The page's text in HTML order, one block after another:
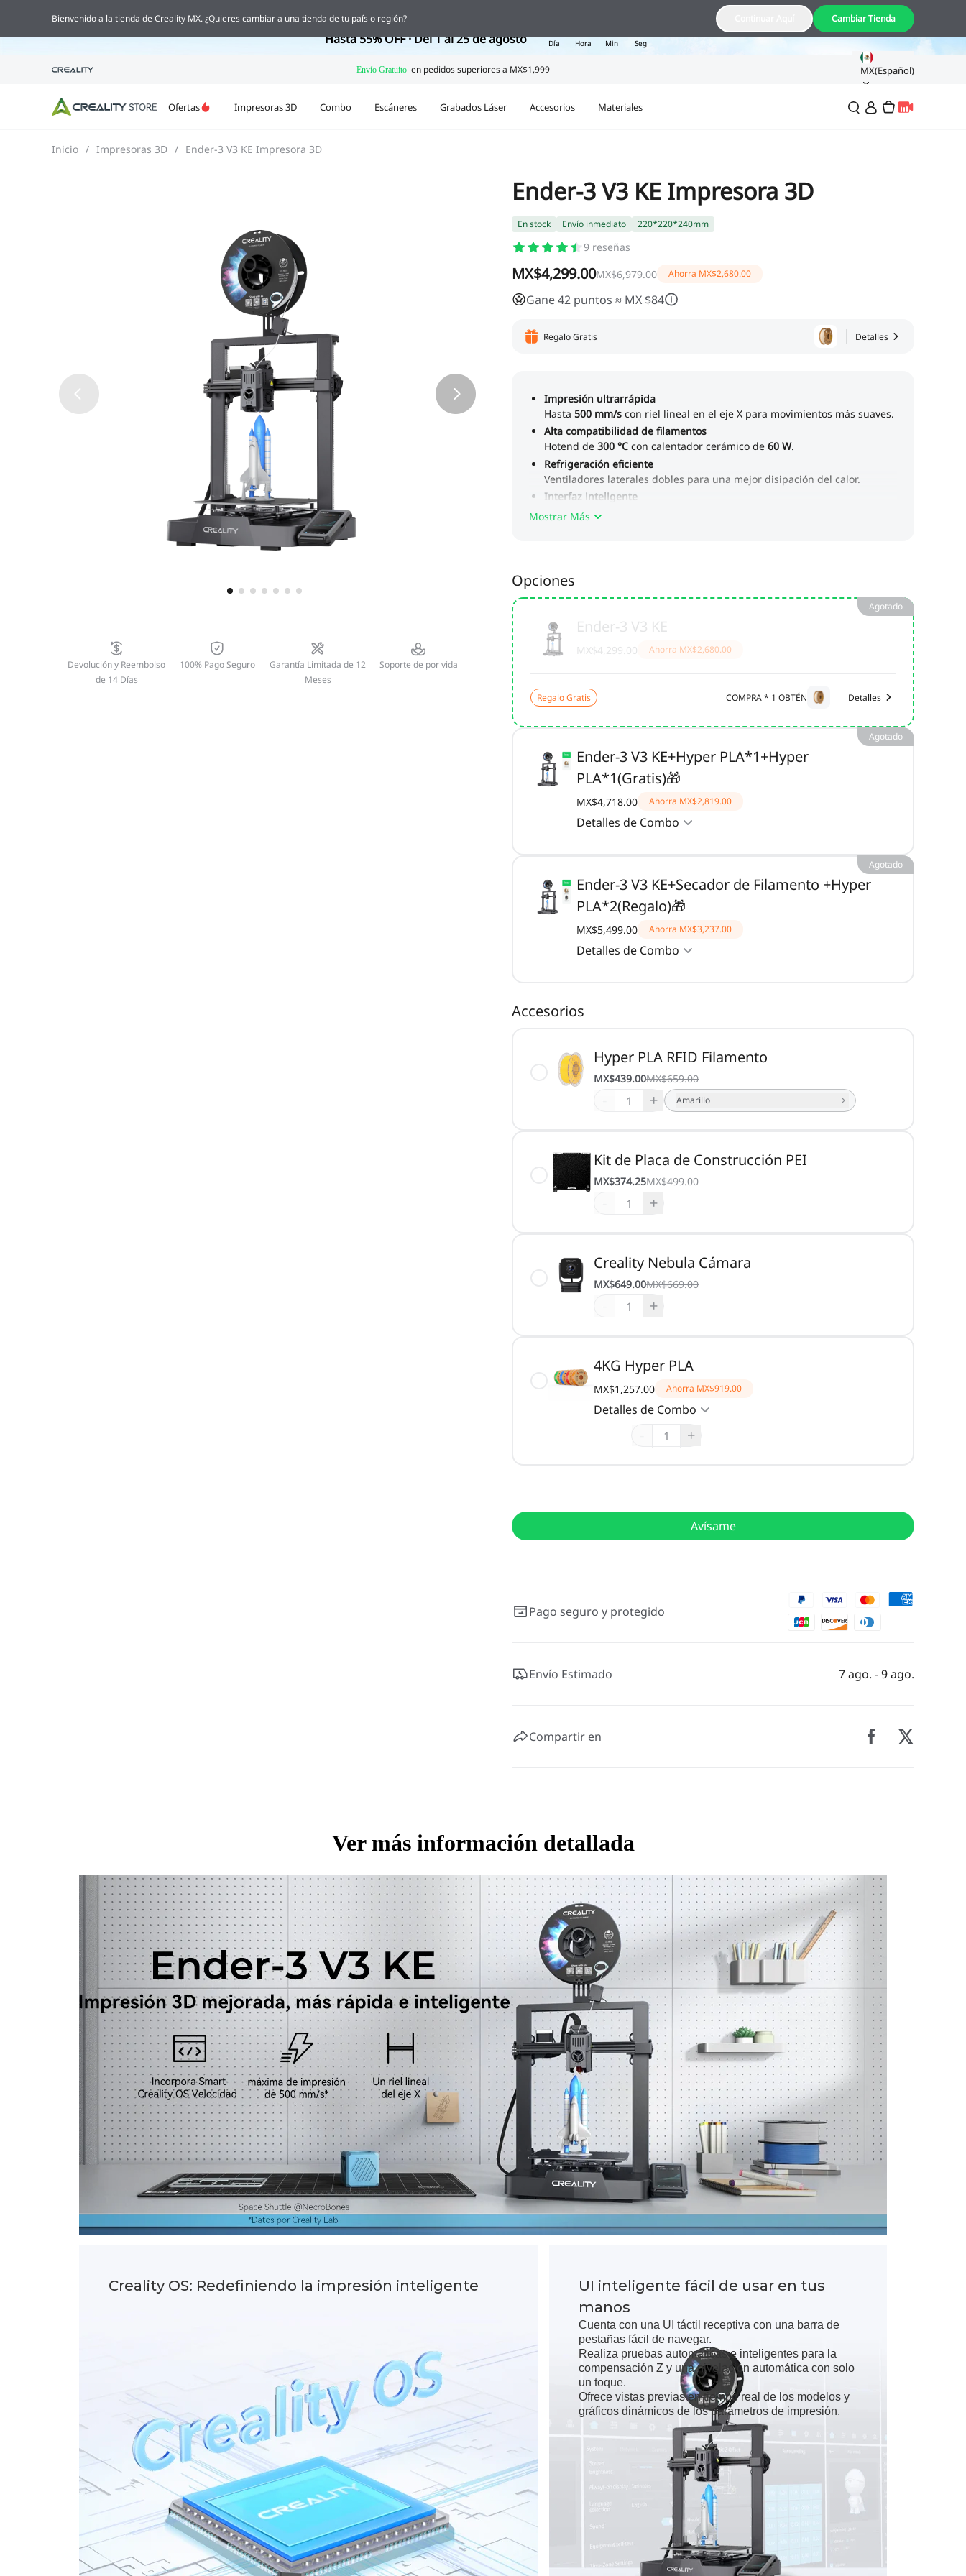
🔥 Ofertas de Regreso a Clases
Hasta 55% OFF · Del 1 al 25 de agosto Día Hora Min Seg
MX(Español)
Ofertas Impresoras 3D Combo Escáneres Grabados Láser Accesorios Materiales
Inicio / Impresoras 3D / Ender-3 V3 KE Impresora 3D
Devolución y Reembolso
de 14 Días
100% Pago Seguro
Garantía Limitada de 12
Meses
Soporte de por vida
Ender-3 V3 KE Impresora 3D
En stock Envío inmediato 220*220*240mm
9 reseñas
MX$4,299.00MX$6,979.00 Ahorra MX$2,680.00
Gane 42 puntos ≈ MX $84
Regalo Gratis Detalles
Mostrar Más
Opciones
Ender-3 V3 KE
MX$4,299.00 Ahorra MX$2,680.00
Agotado
Regalo Gratis COMPRA * 1 OBTÉN Detalles
Ender-3 V3 KE+Hyper PLA*1+Hyper
PLA*1(Gratis)🎁
MX$4,718.00 Ahorra MX$2,819.00
Detalles de Combo
Agotado
Ender-3 V3 KE+Secador de Filamento +Hyper
PLA*2(Regalo)🎁
MX$5,499.00 Ahorra MX$3,237.00
Detalles de Combo
Agotado
Accesorios
Hyper PLA RFID Filamento
MX$659.00
MX$439.00
+ Amarillo
Kit de Placa de Construcción PEI
MX$499.00
MX$374.25
+
Creality Nebula Cámara
MX$669.00
MX$649.00
+
4KG Hyper PLA
MX$1,257.00 Ahorra MX$919.00
Detalles de Combo
+
Avísame
Pago seguro y protegido
Envío Estimado 7 ago. - 9 ago.
Compartir en
Ver más información detallada
Creality OS: Redefiniendo la impresión inteligente
UI inteligente fácil de usar en tus
manos
Cuenta con una UI táctil receptiva con una barra de
pestañas fácil de navegar.
Realiza pruebas automáticas e inteligentes para la
compensación Z y una nivelación automática con solo
un toque.
Ofrece vistas previas en tiempo real de los modelos y
gráficos dinámicos de los parámetros de impresión.
Bienvenido a la tienda de Creality MX. ¿Quieres cambiar a una tienda de tu país o región? Cambiar Tienda